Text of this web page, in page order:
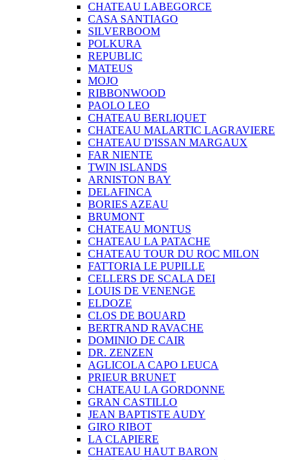
CHATEAU LABEGORCE
CASA SANTIAGO
SILVERBOOM
POLKURA
REPUBLIC
MATEUS
MOJO
RIBBONWOOD
PAOLO LEO
CHATEAU BERLIQUET
CHATEAU MALARTIC LAGRAVIERE
CHATEAU D'ISSAN MARGAUX
FAR NIENTE
TWIN ISLANDS
ARNISTON BAY
DELAFINCA
BORIES AZEAU
BRUMONT
CHATEAU MONTUS
CHATEAU LA PATACHE
CHATEAU TOUR DU ROC MILON
FATTORIA LE PUPILLE
CELLERS DE SCALA DEI
LOUIS DE VENENGE
ELDOZE
CLOS DE BOUARD
BERTRAND RAVACHE
DOMINIO DE CAIR
DR. ZENZEN
AGLICOLA CAPO LEUCA
PRIEUR BRUNET
CHATEAU LA GORDONNE
GRAN CASTILLO
JEAN BAPTISTE AUDY
GIRO RIBOT
LA CLAPIERE
CHATEAU HAUT BARON